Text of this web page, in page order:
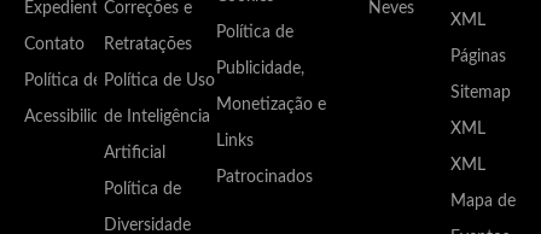
Expediente
Contato
Política de
Acessibilidade
Correções e
Retratações
Política de Uso
de Inteligência
Artificial
Política de
Diversidade
Política de
Publicidade,
Monetização e
Links
Patrocinados
Neves
XML
Páginas
Sitemap
XML
XML
Mapa de